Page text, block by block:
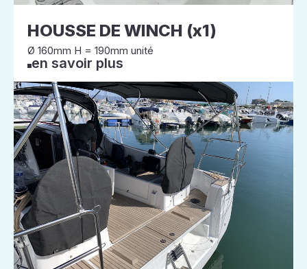
HOUSSE DE WINCH (x1)
Ø 160mm H = 190mm unité
en savoir plus